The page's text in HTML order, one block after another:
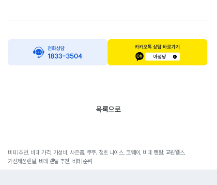
목록으로
비데 추천, 비데 가격, 가성비, 사은품, 쿠쿠, 청호 나이스, 코웨이, 비데 렌탈, 교원웰스,
가전제품렌탈, 비데 렌탈 추천, 비데 순위